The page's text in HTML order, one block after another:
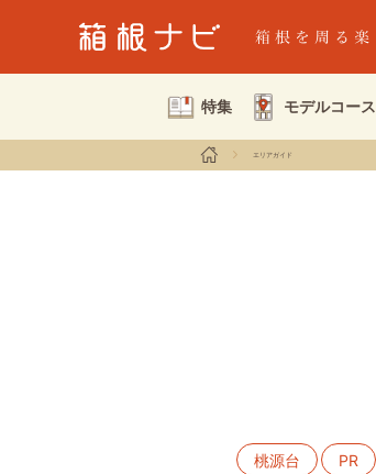
特集 モデルコース
エリアガイド
桃源台 PR